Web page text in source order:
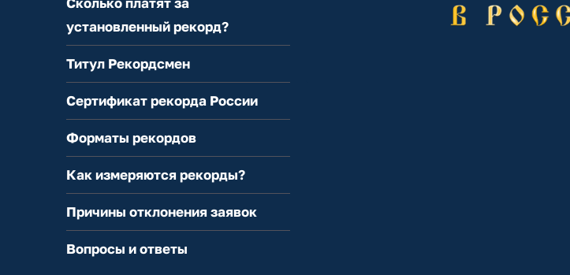
установленный рекорд?
Титул Рекордсмен
Сертификат рекорда России
Форматы рекордов
Как измеряются рекорды?
Причины отклонения заявок
Вопросы и ответы